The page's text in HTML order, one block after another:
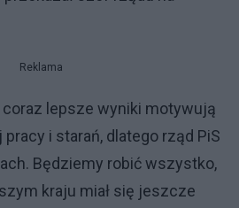
Reklama
coraz lepsze wyniki motywują
i starań, dlatego rząd PiS
Będziemy robić wszystko,
kraju miał się jeszcze